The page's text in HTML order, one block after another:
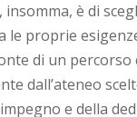
è di
le proprie
di un percorso
dall’ateneo
e della